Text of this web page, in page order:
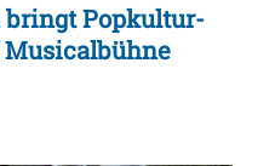
Popkultur-